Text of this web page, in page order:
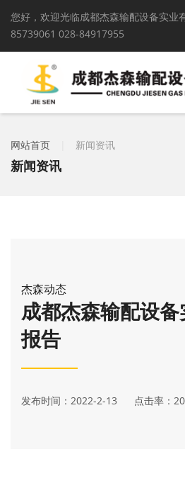
您好，欢迎光临成都杰森输配设备实业
85739061 028-84917955
网站首页 新闻资讯
新闻资讯
杰森动态
成都杰森输配设
报告
发布时间：2022-2-13 点击率：